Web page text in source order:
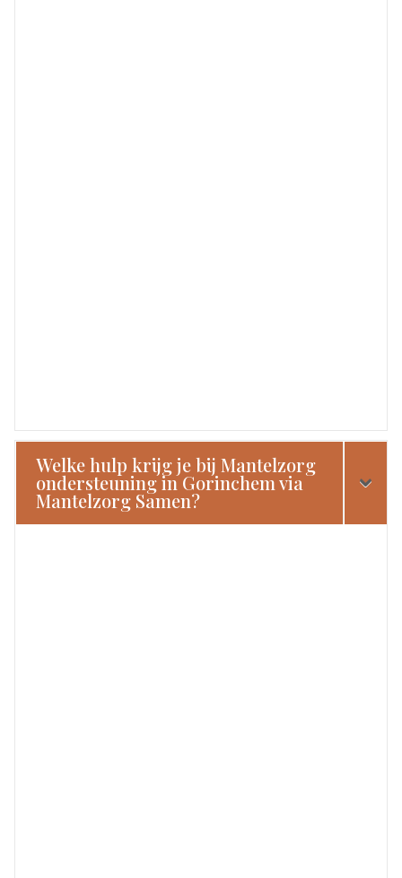
Welke hulp krijg je bij Mantelzorg
ondersteuning in Gorinchem via
Mantelzorg Samen?